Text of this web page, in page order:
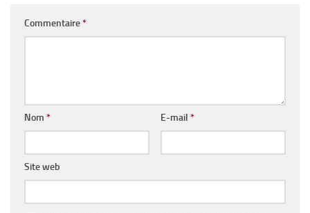
Commentaire*
Nom * E-mail *
Site web